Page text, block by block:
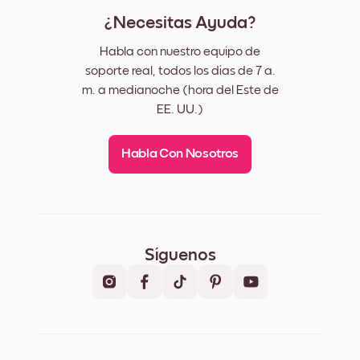
¿Necesitas Ayuda?
Habla con nuestro equipo de
soporte real, todos los días de 7 a.
m. a medianoche (hora del Este de
EE. UU.)
Habla Con Nosotros
Síguenos